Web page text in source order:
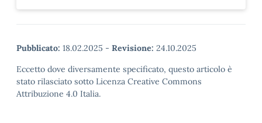
Pubblicato: 18.02.2025 - Revisione: 24.10.2025
Eccetto dove diversamente specificato, questo articolo è
stato rilasciato sotto Licenza Creative Commons
Attribuzione 4.0 Italia.